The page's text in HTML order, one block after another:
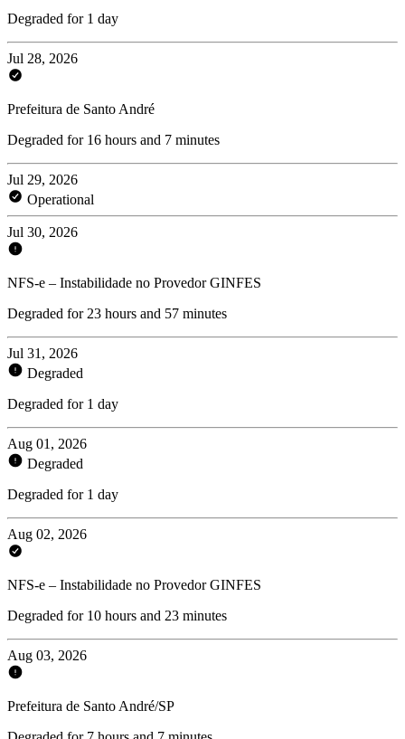
Degraded for 1 day
Jul 28, 2026
Prefeitura de Santo André
Degraded for 16 hours and 7 minutes
Jul 29, 2026
Operational
Jul 30, 2026
NFS-e – Instabilidade no Provedor GINFES
Degraded for 23 hours and 57 minutes
Jul 31, 2026
Degraded
Degraded for 1 day
Aug 01, 2026
Degraded
Degraded for 1 day
Aug 02, 2026
NFS-e – Instabilidade no Provedor GINFES
Degraded for 10 hours and 23 minutes
Aug 03, 2026
Prefeitura de Santo André/SP